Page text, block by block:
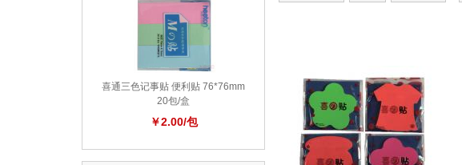
喜通三色记事贴 便利贴 76*76mm
20包/盒
￥2.00/包